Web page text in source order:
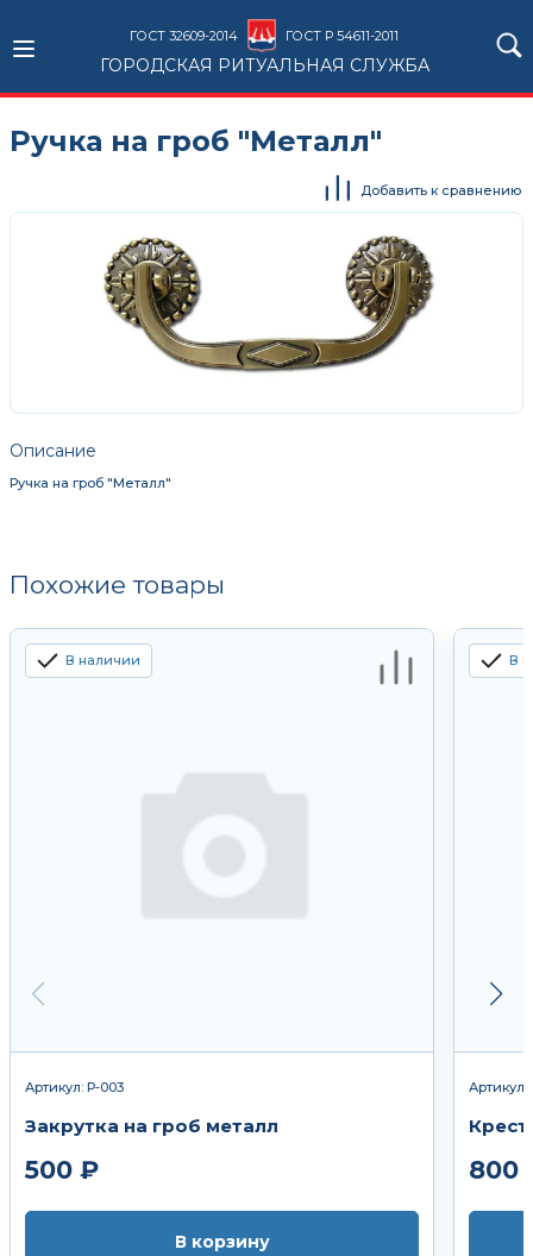
ГОСТ 32609-2014 ГОСТ Р 54611-2011
ГОРОДСКАЯ РИТУАЛЬНАЯ СЛУЖБА
Ручка на гроб "Металл"
Описание
Ручка на гроб "Металл"
Добавить к сравнению
Похожие товары
В наличии
Артикул: Р-003
Закрутка на гроб металл
500 ₽
В корзину
В
Артикул:
800